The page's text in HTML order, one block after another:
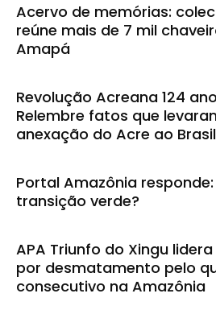
Acervo de memórias:
reúne mais de 7 mil
Amapá
Revolução Acreana 124
Relembre fatos que
anexação do Acre ao Brasil
Portal Amazônia
transição verde?
APA Triunfo do Xingu
por desmatamento pelo
consecutivo na Amazônia